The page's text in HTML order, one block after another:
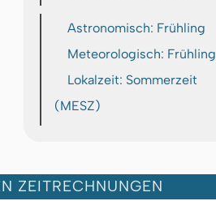
Astronomisch: Frühling
Meteorologisch: Frühling
Lokalzeit: Sommerzeit
(MESZ)
ZEITRECHNUNGEN